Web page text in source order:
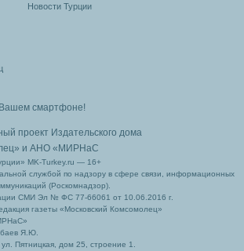
Новости Турции
Вашем смартфоне!
проект Издательского дома
и АНО «МИРНаС
MK-Turkey.ru — 16+
службой по надзору в сфере связи, информационных
(Роскомнадзор).
СМИ Эл № ФС 77-66061 от 10.06.2016 г.
газеты «Московский Комсомолец»
Я.Ю.
Пятницкая, дом 25, строение 1.